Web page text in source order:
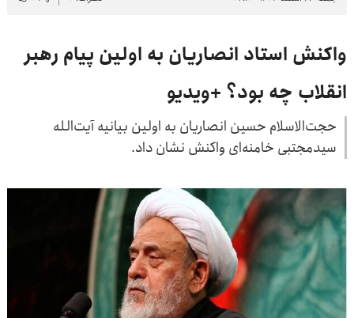
واکنش استاد انصاریان به اولین پیام رهبر
انقلاب چه بود؟ +ویدیو
حجت‌الاسلام حسین انصاریان به اولین بیانیه آیت‌الله
سیدمجتبی خامنه‌ای واکنش نشان داد.